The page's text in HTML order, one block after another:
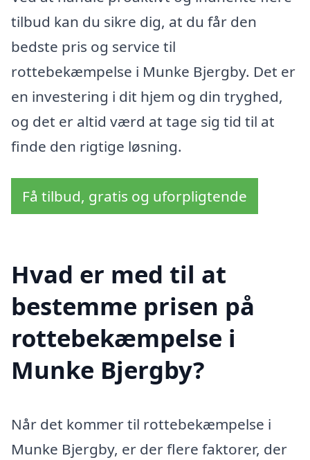
tilbud kan du sikre dig, at du får den
bedste pris og service til
rottebekæmpelse i Munke Bjergby. Det er
en investering i dit hjem og din tryghed,
og det er altid værd at tage sig tid til at
finde den rigtige løsning.
Få tilbud, gratis og uforpligtende
Hvad er med til at
bestemme prisen på
rottebekæmpelse i
Munke Bjergby?
Når det kommer til rottebekæmpelse i
Munke Bjergby, er der flere faktorer, der